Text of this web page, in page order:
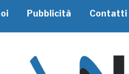
Pubblicità Contatti